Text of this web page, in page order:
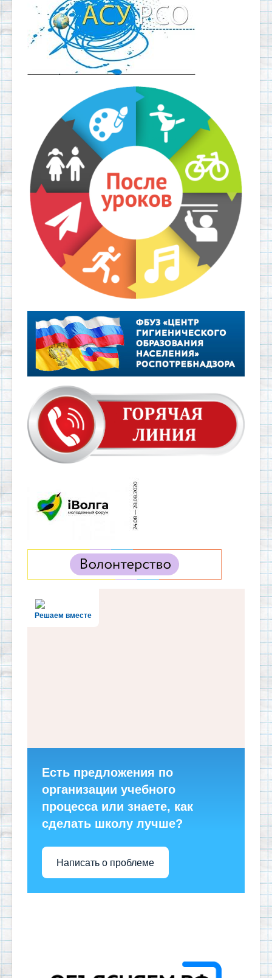
Решаем вместе
Есть предложения по
организации учебного
процесса или знаете, как
сделать школу лучше?
Написать о проблеме